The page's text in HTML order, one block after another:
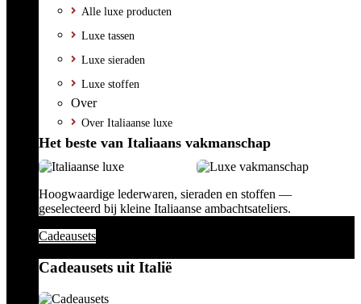
Alle luxe producten
Luxe tassen
Luxe sieraden
Luxe stoffen
Over
Over Italiaanse luxe
Het beste van Italiaans vakmanschap
Hoogwaardige lederwaren, sieraden en stoffen —
geselecteerd bij kleine Italiaanse ambachtsateliers.
Cadeausets
Cadeausets uit Italië